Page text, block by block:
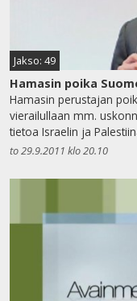
Jakso: 49
Hamasin poika
Hamasin perustajan
vierailullaan mm.
tietoa Israelin ja
to 29.9.2011 klo 20.10